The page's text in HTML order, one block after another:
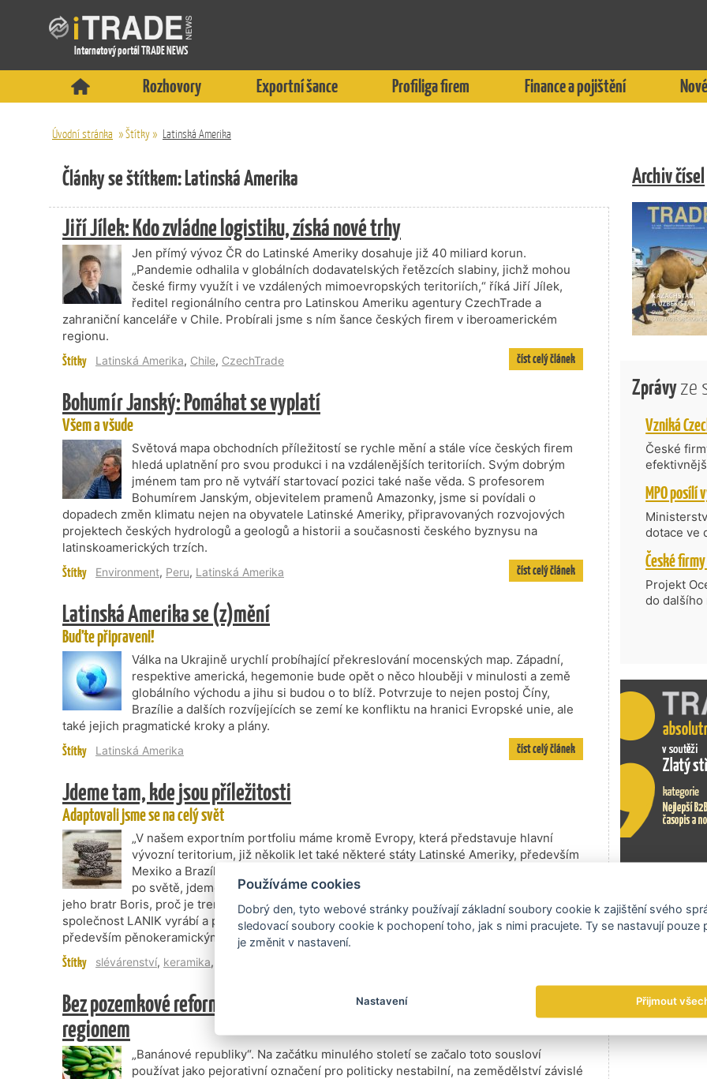
Internetový portál TRADE NEWS
Rozhovory Exportní šance Profiliga firem Finance a pojištění
Úvodní stránka »Štítky» Latinská Amerika
Články se štítkem: Latinská Amerika
Jiří Jílek: Kdo zvládne logistiku, získá nové trhy
Jen přímý vývoz ČR do Latinské Ameriky dosahuje již 40 miliard korun.
„Pandemie odhalila v globálních dodavatelských řetězcích slabiny, jichž mohou
české firmy využít i ve vzdálených mimoevropských teritoriích,“ říká Jiří Jílek,
ředitel regionálního centra pro Latinskou Ameriku agentury CzechTrade a
zahraniční kanceláře v Chile. Probírali jsme s ním šance českých firem v iberoamerickém
regionu.
Štítky Latinská Amerika, Chile, CzechTrade číst celý článek
Bohumír Janský: Pomáhat se vyplatí
Všem a všude
Světová mapa obchodních příležitostí se rychle mění a stále více českých firem
hledá uplatnění pro svou produkci i na vzdálenějších teritoriích. Svým dobrým
jménem tam pro ně vytváří startovací pozici také naše věda. S profesorem
Bohumírem Janským, objevitelem pramenů Amazonky, jsme si povídali o
dopadech změn klimatu nejen na obyvatele Latinské Ameriky, připravovaných rozvojových
projektech českých hydrologů a geologů a historii a současnosti českého byznysu na
latinskoamerických trzích.
Štítky Environment, Peru, Latinská Amerika číst celý článek
Latinská Amerika se (z)mění
Buďte připraveni!
Válka na Ukrajině urychlí probíhající překreslování mocenských map. Západní,
respektive americká, hegemonie bude opět o něco hlouběji v minulosti a země
globálního východu a jihu si budou o to blíž. Potvrzuje to nejen postoj Číny,
Brazílie a dalších rozvíjejících se zemí ke konfliktu na hranici Evropské unie, ale
také jejich pragmatické kroky a plány.
Štítky Latinská Amerika číst celý článek
Jdeme tam, kde jsou příležitosti
Adaptovali jsme se na celý svět
„V našem exportním portfoliu máme kromě Evropy, která představuje hlavní
vývozní teritorium, již několik let také některé státy Latinské Ameriky, především
Mexiko a Brazílii. Tak jak se v globální ekonomice přemisťuje průmyslová výroba
po světě, jdeme se svými produkty a službami za ní,“ vysvětlují Igor Láník ml. a
jeho bratr Boris, proč je trend relokace na světových trzích nezaskočil. Jejich rodinná
společnost LANIK vyrábí a prodává technickou keramiku pro slévárenství, představovanou
především pěnokeramickými filtry, nálevkami a keramickými jádry pro přesné lití.
Štítky slévárenství, keramika,
Bez pozemkové reformy Latinská Amerika byla a zůstane vulkanickým
regionem
„Banánové republiky“. Na začátku minulého století se začalo toto sousloví
používat jako pejorativní označení pro politicky nestabilní, na zemědělství závislé
Archiv čísel
Zprávyze
České
nabídne
zahraniční
dotace ve
Transfer,
Částkou
umělé
do
Projekt
do dalšího
prosazují
nejen
příběh.
Exportní
Používáme cookies
Dobrý den, tyto webové stránky používají základní soubory cookie k zajištění svého
sledovací soubory cookie k pochopení toho, jak s nimi pracujete. Ty se nastavují pouze
je změnit v nastavení.
Nastavení Přijmout